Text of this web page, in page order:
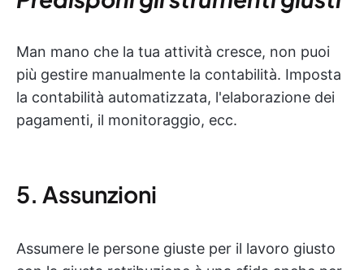
Man mano che la tua attività cresce, non puoi
più gestire manualmente la contabilità. Imposta
la contabilità automatizzata, l'elaborazione dei
pagamenti, il monitoraggio, ecc.
5. Assunzioni
Assumere le persone giuste per il lavoro giusto